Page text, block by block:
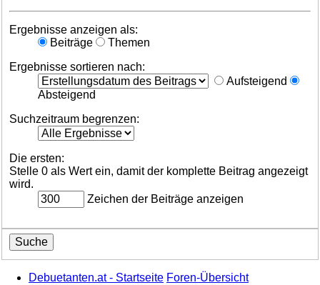
Ergebnisse anzeigen als:
Beiträge
Themen
Ergebnisse sortieren nach:
Aufsteigend
Absteigend
Suchzeitraum begrenzen:
Die ersten:
Stelle 0 als Wert ein, damit der komplette Beitrag angezeigt
wird.
Zeichen der Beiträge anzeigen
Debuetanten.at - Startseite Foren-Übersicht